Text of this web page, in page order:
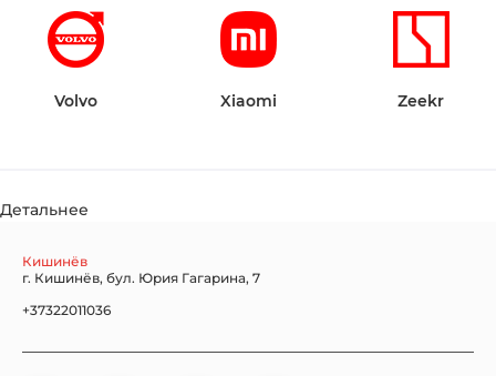
Volvo Xiaomi Zeekr
Детальнее
Кишинёв
г. Кишинёв, бул. Юрия Гагарина, 7
+37322011036